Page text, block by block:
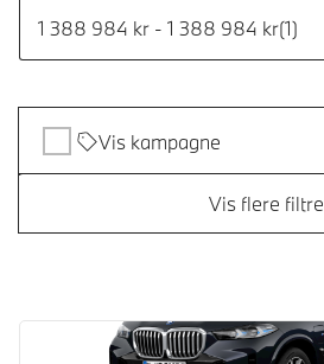
1 388 984 kr - 1 388 984 kr(1)
Vis kampagne
Vis flere filtre